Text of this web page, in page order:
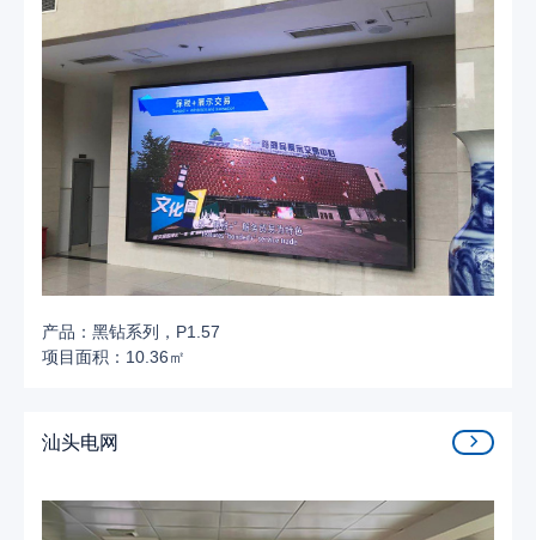
产品：黑钻系列，P1.57
项目面积：10.36㎡
汕头电网